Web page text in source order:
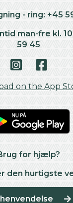
- ring: +45
man-fre kl.
59 45
for hjælp?
den hurtigste